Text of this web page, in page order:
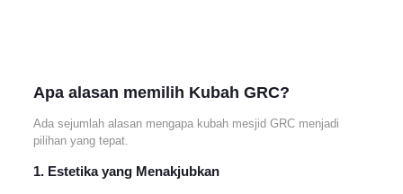
Apa alasan memilih Kubah GRC?
Ada sejumlah alasan mengapa kubah mesjid GRC menjadi
pilihan yang tepat.
1. Estetika yang Menakjubkan